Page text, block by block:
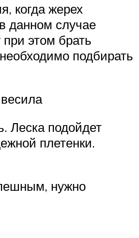
когда жерех
данном случае
этом брать
подбирать
Леска подойдет
плетенки.
нужно